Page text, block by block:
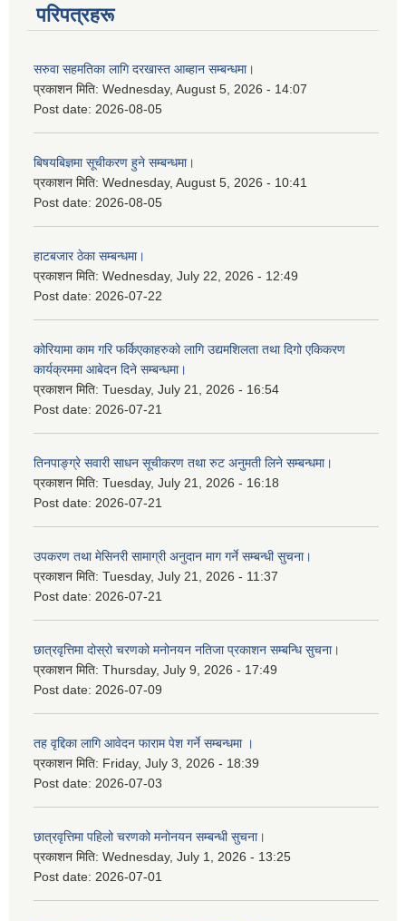
परिपत्रहरू
सरुवा सहमतिका लागि दरखास्त आब्हान सम्बन्धमा।
प्रकाशन मिति: Wednesday, August 5, 2026 - 14:07
Post date: 2026-08-05
बिषयबिज्ञमा सूचीकरण हुने सम्बन्धमा।
प्रकाशन मिति: Wednesday, August 5, 2026 - 10:41
Post date: 2026-08-05
हाटबजार ठेका सम्बन्धमा।
प्रकाशन मिति: Wednesday, July 22, 2026 - 12:49
Post date: 2026-07-22
कोरियामा काम गरि फर्किएकाहरुको लागि उद्यमशिलता तथा दिगो एकिकरण
कार्यक्रममा आबेदन दिने सम्बन्धमा।
प्रकाशन मिति: Tuesday, July 21, 2026 - 16:54
Post date: 2026-07-21
तिनपाङ्ग्रे सवारी साधन सूचीकरण तथा रुट अनुमती लिने सम्बन्धमा।
प्रकाशन मिति: Tuesday, July 21, 2026 - 16:18
Post date: 2026-07-21
उपकरण तथा मेसिनरी सामाग्री अनुदान माग गर्ने सम्बन्धी सुचना।
प्रकाशन मिति: Tuesday, July 21, 2026 - 11:37
Post date: 2026-07-21
छात्रवृत्तिमा दोस्रो चरणको मनोनयन नतिजा प्रकाशन सम्बन्धि सुचना।
प्रकाशन मिति: Thursday, July 9, 2026 - 17:49
Post date: 2026-07-09
तह वृद्दिका लागि आवेदन फाराम पेश गर्ने सम्बन्धमा ।
प्रकाशन मिति: Friday, July 3, 2026 - 18:39
Post date: 2026-07-03
छात्रवृत्तिमा पहिलो चरणको मनोनयन सम्बन्धी सुचना।
प्रकाशन मिति: Wednesday, July 1, 2026 - 13:25
Post date: 2026-07-01